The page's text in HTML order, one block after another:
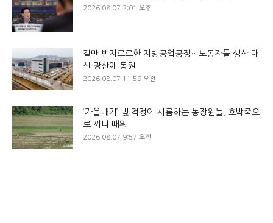
2026.08.07 2:01 오후
겉만 번지르르한 지방공업공장…노동자들 생산 대
신 광산에 동원
2026.08.07 11:59 오전
‘가을내기’ 빚 걱정에 시름하는 농장원들, 호박죽으
로 끼니 때워
2026.08.07 9:57 오전